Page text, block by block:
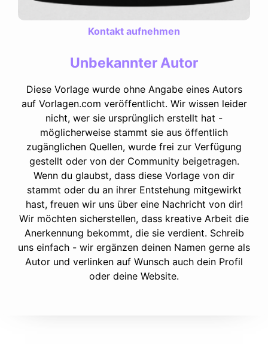
Kontakt aufnehmen
Unbekannter Autor
Diese Vorlage wurde ohne Angabe eines Autors
auf Vorlagen.com veröffentlicht. Wir wissen leider
nicht, wer sie ursprünglich erstellt hat -
möglicherweise stammt sie aus öffentlich
zugänglichen Quellen, wurde frei zur Verfügung
gestellt oder von der Community beigetragen.
Wenn du glaubst, dass diese Vorlage von dir
stammt oder du an ihrer Entstehung mitgewirkt
hast, freuen wir uns über eine Nachricht von dir!
Wir möchten sicherstellen, dass kreative Arbeit die
Anerkennung bekommt, die sie verdient. Schreib
uns einfach - wir ergänzen deinen Namen gerne als
Autor und verlinken auf Wunsch auch dein Profil
oder deine Website.